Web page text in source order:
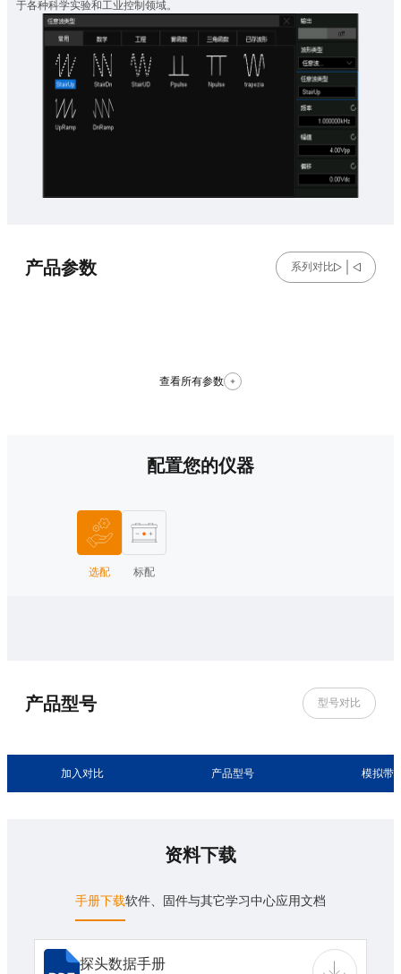
于各种科学实验和工业控制领域。
产品参数 系列对比
查看所有参数
配置您的仪器
选配 标配
产品型号 型号对比
加入对比 产品型号 模拟带
资料下载
手册下载软件、固件与其它学习中心应用文档
探头数据手册